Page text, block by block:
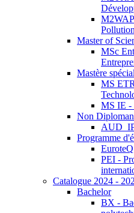
Master of
MSc
Mastère
MS
MS IE -
Non
Programme
PEI -
Catalogue 2024 -
Bachelor
BX -